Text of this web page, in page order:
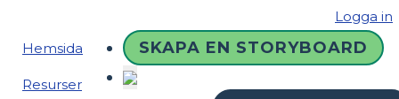
Logga in
Hemsida
Resurser
SKAPA EN STORYBOARD